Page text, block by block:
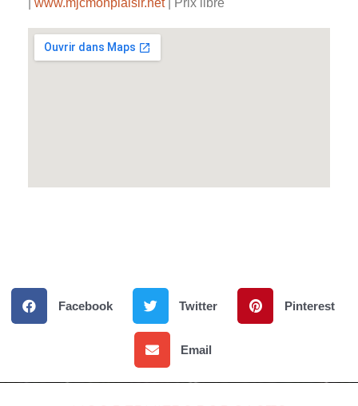
www.mjcmonplaisir.net| Prix libre
Facebook Twitter Pinterest
Email